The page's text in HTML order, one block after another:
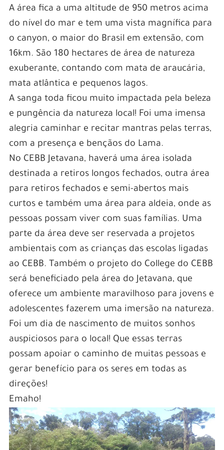
A área fica a uma altitude de 950 metros acima
do nível do mar e tem uma vista magnífica para
o canyon, o maior do Brasil em extensão, com
16km. São 180 hectares de área de natureza
exuberante, contando com mata de araucária,
mata atlântica e pequenos lagos.
A sanga toda ficou muito impactada pela beleza
e pungência da natureza local! Foi uma imensa
alegria caminhar e recitar mantras pelas terras,
com a presença e bençãos do Lama.
No CEBB Jetavana, haverá uma área isolada
destinada a retiros longos fechados, outra área
para retiros fechados e semi-abertos mais
curtos e também uma área para aldeia, onde as
pessoas possam viver com suas famílias. Uma
parte da área deve ser reservada a projetos
ambientais com as crianças das escolas ligadas
ao CEBB. Também o projeto do College do CEBB
será beneficiado pela área do Jetavana, que
oferece um ambiente maravilhoso para jovens e
adolescentes fazerem uma imersão na natureza.
Foi um dia de nascimento de muitos sonhos
auspiciosos para o local! Que essas terras
possam apoiar o caminho de muitas pessoas e
gerar benefício para os seres em todas as
direções!
Emaho!